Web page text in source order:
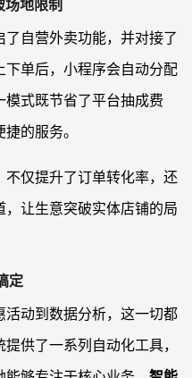
地限制
自营外卖功能，并对接了
单后，小程序会自动分配
式既节省了平台抽成费
的服务。
仅提升了订单转化率，还
让生意突破实体店铺的局
定
动到数据分析，这一切都
供了一系列自动化工具，